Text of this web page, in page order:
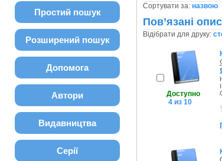
Простий пошук
Розширений пошук
Допомога
Автори
Видавництва
Серії
Сортувати за: назвою
Пов’язані
Відібрати для друку:
Доступно
4 из 10